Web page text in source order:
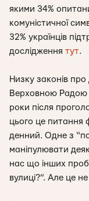
якими 34%
комуністичної
32% українців
дослідження тут.
Низку законів
Верховною Радою
роки після
цього це питання
денний. Одне з
маніпулювати
нас що інших
вулиці?”. Але це